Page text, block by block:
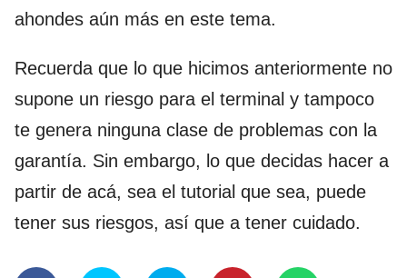
ahondes aún más en este tema.
Recuerda que lo que hicimos anteriormente no
supone un riesgo para el terminal y tampoco
te genera ninguna clase de problemas con la
garantía. Sin embargo, lo que decidas hacer a
partir de acá, sea el tutorial que sea, puede
tener sus riesgos, así que a tener cuidado.